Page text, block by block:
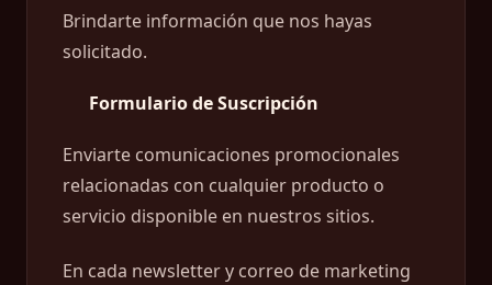
Brindarte información que nos hayas
solicitado.
Formulario de Suscripción
Enviarte comunicaciones promocionales
relacionadas con cualquier producto o
servicio disponible en nuestros sitios.
En cada newsletter y correo de marketing